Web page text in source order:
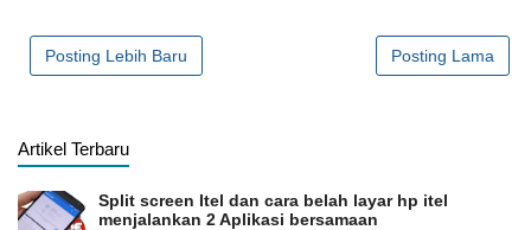
Posting Lebih Baru Posting Lama
Artikel Terbaru
Split screen Itel dan cara belah layar hp itel
menjalankan 2 Aplikasi bersamaan